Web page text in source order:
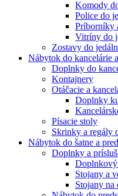
Komody
Police do
Príborníky
Vitríny do
Zostavy do
Nábytok do kancelárie
Doplnky do
Kontajnery
Otáčacie a
Doplnky
Písacie stoly
Skrinky a regály
Nábytok do šatne a
Doplnky a
Doplnkový
Stojany a
Stojany na